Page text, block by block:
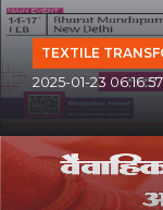
TEXTILE
2025-01-23 06:16:57